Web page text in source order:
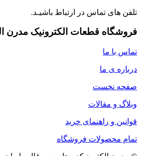
تلفن های تماس در ارتباط باشیـد.
فروشگاه قطعات الکترونیک مدرن
تماس با ما
درباره ی ما
صفحه نخست
وبلاگ و مقالات
قوانین و راهنمای خرید
تمام محصولات فروشگاه